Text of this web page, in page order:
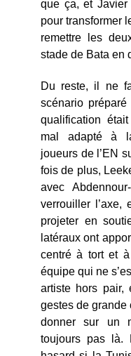
que ça, et Javier
pour transformer
remettre les
stade de Bata en
Du reste, il ne
scénario préparé
qualification
mal adapté à
joueurs de l’EN
fois de plus,
avec
verrouiller l’axe,
projeter en
latéraux ont
centré à tort et à
équipe qui ne
artiste hors pair,
gestes de grande
donner sur un
toujours pas là.